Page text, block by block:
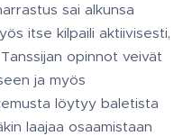
sai alkunsa
itse kilpaili aktiivisesti,
opinnot veivät
ja myös
löytyy baletista
laajaa osaamistaan